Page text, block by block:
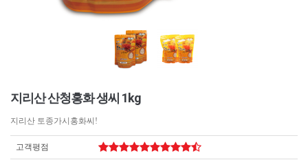
지리산 산청홍화 생씨 1kg
지리산 토종가시홍화씨!
고객평점